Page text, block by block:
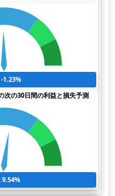
1.23%
次の30日間の利益と損失予測
9.54%